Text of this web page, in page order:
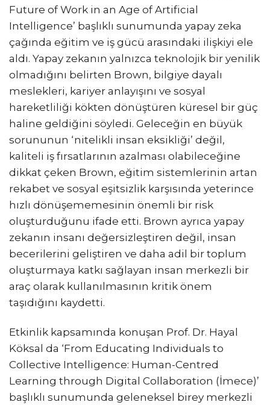
Future of Work in an Age of Artificial
Intelligence’ başlıklı sunumunda yapay zeka
çağında eğitim ve iş gücü arasındaki ilişkiyi ele
aldı. Yapay zekanın yalnızca teknolojik bir yenilik
olmadığını belirten Brown, bilgiye dayalı
meslekleri, kariyer anlayışını ve sosyal
hareketliliği kökten dönüştüren küresel bir güç
haline geldiğini söyledi. Geleceğin en büyük
sorununun ‘nitelikli insan eksikliği’ değil,
kaliteli iş fırsatlarının azalması olabileceğine
dikkat çeken Brown, eğitim sistemlerinin artan
rekabet ve sosyal eşitsizlik karşısında yeterince
hızlı dönüşememesinin önemli bir risk
oluşturduğunu ifade etti. Brown ayrıca yapay
zekanın insanı değersizleştiren değil, insan
becerilerini geliştiren ve daha adil bir toplum
oluşturmaya katkı sağlayan insan merkezli bir
araç olarak kullanılmasının kritik önem
taşıdığını kaydetti.
Etkinlik kapsamında konuşan Prof. Dr. Hayal
Köksal da ‘From Educating Individuals to
Collective Intelligence: Human-Centred
Learning through Digital Collaboration (İmece)’
başlıklı sunumunda geleneksel birey merkezli